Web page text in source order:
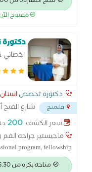
لحشو العصب و الحشو
المدفونه و الخلع الجراحي
مفتوح
اخصائي
دكتورة تخصصاسنان
فلمنج
شارع
سعر الكشف:200
ماجيستير جراحه
program, fellowship
participant in ADA -CERP،
متاحة بكرة من 5:30 مساءً